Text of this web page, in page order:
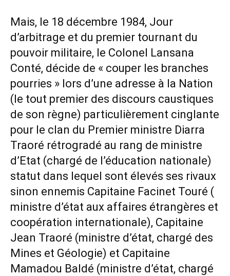
Mais, le 18 décembre 1984, Jour
d’arbitrage et du premier tournant du
pouvoir militaire, le Colonel Lansana
Conté, décide de « couper les branches
pourries » lors d’une adresse à la Nation
(le tout premier des discours caustiques
de son règne) particulièrement cinglante
pour le clan du Premier ministre Diarra
Traoré rétrogradé au rang de ministre
d’Etat (chargé de l’éducation nationale)
statut dans lequel sont élevés ses rivaux
sinon ennemis Capitaine Facinet Touré (
ministre d’état aux affaires étrangères et
coopération internationale), Capitaine
Jean Traoré (ministre d’état, chargé des
Mines et Géologie) et Capitaine
Mamadou Baldé (ministre d’état, chargé